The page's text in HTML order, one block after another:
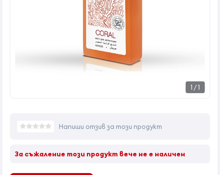
1 /1
Напиши отзив за този продукт
За съжаление този продукт вече не е наличен